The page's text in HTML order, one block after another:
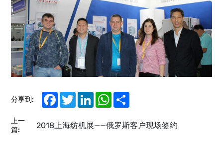
斯
客
户
现
场
签分享到: Facebook
TwitterLinkedInWhatsApp
上一
篇:
2018上海纺机展——俄罗斯客户现场签约